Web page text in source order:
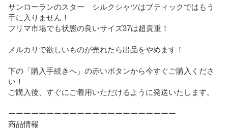
サンローランのスター　シルクシャツはブティックではもう
手に入りません！
フリマ市場でも状態の良いサイズ37は超貴重！
メルカリで欲しいものが売れたら出品をやめます！
下の「購入手続きへ」の赤いボタンから今すぐご購入くださ
い！
ご購入後、すぐにご着用いただけるように発送いたします。
ーーーーーーーーーーーーーーーーーーーーーー
商品情報